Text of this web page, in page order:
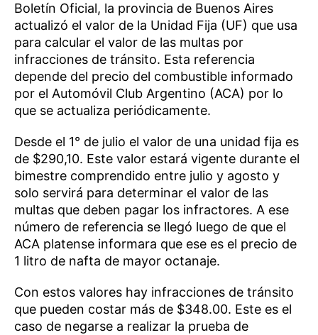
Boletín Oficial, la provincia de Buenos Aires
actualizó el valor de la Unidad Fija (UF) que usa
para calcular el valor de las multas por
infracciones de tránsito. Esta referencia
depende del precio del combustible informado
por el Automóvil Club Argentino (ACA) por lo
que se actualiza periódicamente.
Desde el 1° de julio el valor de una unidad fija es
de $290,10. Este valor estará vigente durante el
bimestre comprendido entre julio y agosto y
solo servirá para determinar el valor de las
multas que deben pagar los infractores. A ese
número de referencia se llegó luego de que el
ACA platense informara que ese es el precio de
1 litro de nafta de mayor octanaje.
Con estos valores hay infracciones de tránsito
que pueden costar más de $348.00. Este es el
caso de negarse a realizar la prueba de